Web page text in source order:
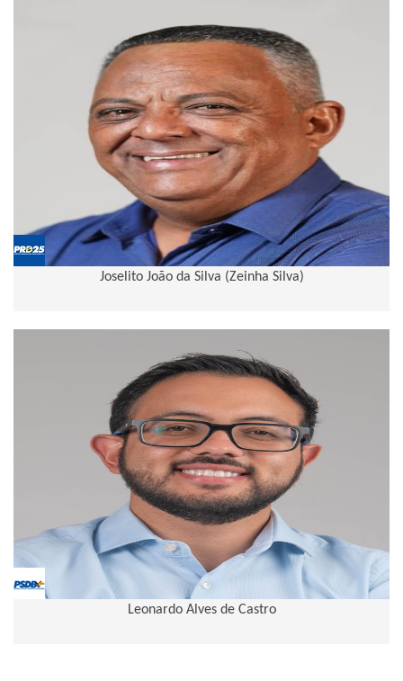
Joselito João da Silva (Zeinha Silva)
Leonardo Alves de Castro